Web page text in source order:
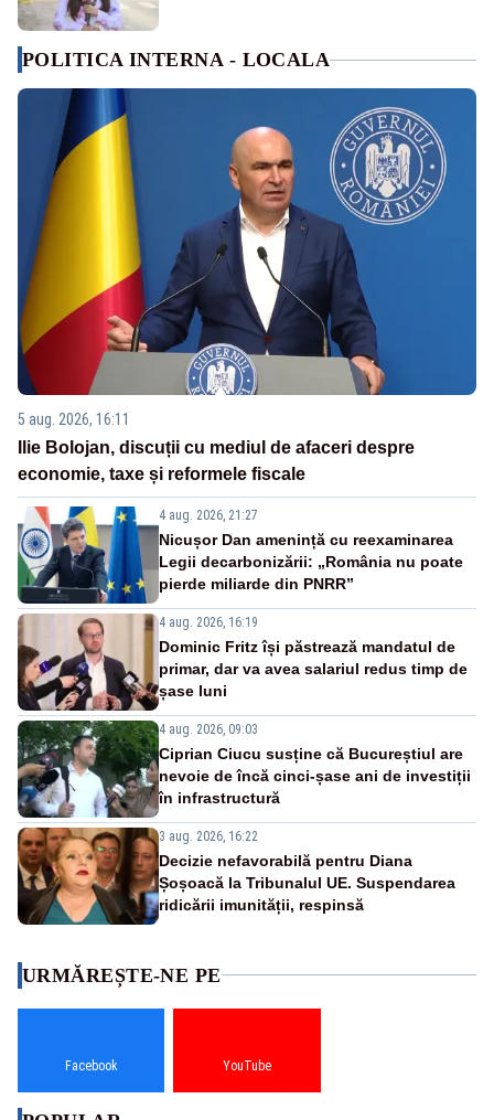
POLITICA INTERNA - LOCALA
5 aug. 2026, 16:11
Ilie Bolojan, discuții cu mediul de afaceri despre
economie, taxe și reformele fiscale
4 aug. 2026, 21:27
Nicușor Dan amenință cu reexaminarea
Legii decarbonizării: „România nu poate
pierde miliarde din PNRR”
4 aug. 2026, 16:19
Dominic Fritz își păstrează mandatul de
primar, dar va avea salariul redus timp de
șase luni
4 aug. 2026, 09:03
Ciprian Ciucu susține că Bucureștiul are
nevoie de încă cinci-șase ani de investiții
în infrastructură
3 aug. 2026, 16:22
Decizie nefavorabilă pentru Diana
Șoșoacă la Tribunalul UE. Suspendarea
ridicării imunității, respinsă
URMĂREȘTE-NE PE
Facebook YouTube